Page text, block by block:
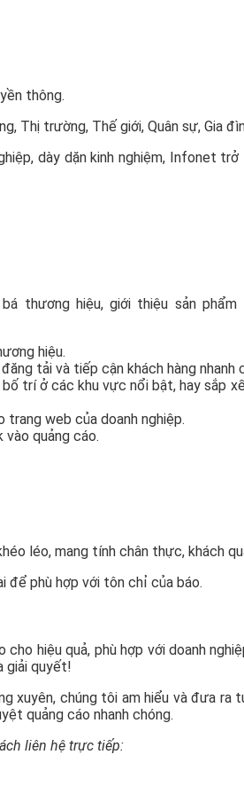
thông.
trường, Thế giới, Quân sự, Gia
dày dặn kinh nghiệm, Infonet
thương hiệu, giới thiệu sản
hiệu.
tải và tiếp cận khách hàng
trí ở các khu vực nổi bật, hay sắp
web của doanh nghiệp.
quảng cáo.
léo, mang tính chân thực, khách
phù hợp với tôn chỉ của báo.
hiệu quả, phù hợp với doanh
giải quyết!
xuyên, chúng tôi am hiểu và đưa
quảng cáo nhanh chóng.
liên hệ trực tiếp: